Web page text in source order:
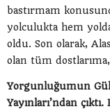
bastırmam
yolculukta hem
oldu. Son olarak,
olan tüm
Yorgunluğumun
Yayınları’ndan